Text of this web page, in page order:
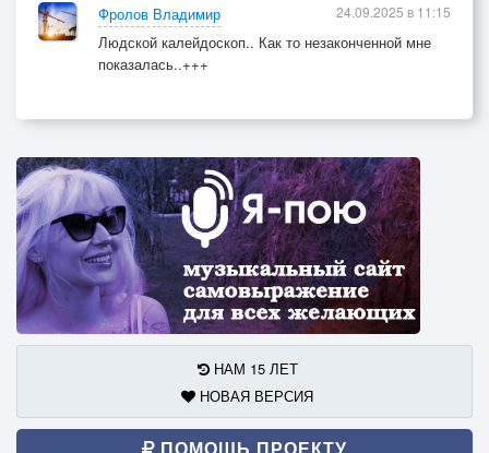
Фролов Владимир
Людской калейдоскоп.. Как то незаконченной мне
показалась..+++
24.09.2025 в 11:15
НАМ 15 ЛЕТ
НОВАЯ ВЕРСИЯ
ПОМОЩЬ ПРОЕКТУ